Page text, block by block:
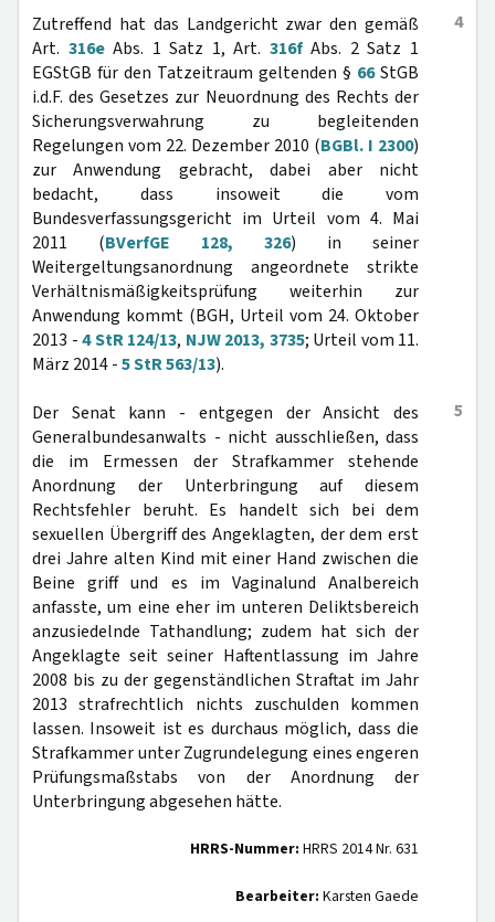
4
Zutreffend hat das Landgericht zwar den gemäß
Art. 316eAbs. 1 Satz 1, Art. 316fAbs. 2 Satz 1
EGStGB für den Tatzeitraum geltenden § 66StGB
i.d.F. des Gesetzes zur Neuordnung des Rechts der
Sicherungsverwahrung zu begleitenden
Regelungen vom 22. Dezember 2010 (BGBl. I 2300)
zur Anwendung gebracht, dabei aber nicht
bedacht, dass insoweit die vom
Bundesverfassungsgericht im Urteil vom 4. Mai
2011 (BVerfGE 128, 326) in seiner
Weitergeltungsanordnung angeordnete strikte
Verhältnismäßigkeitsprüfung weiterhin zur
Anwendung kommt (BGH, Urteil vom 24. Oktober
2013 -4 StR 124/13, NJW 2013, 3735; Urteil vom 11.
März 2014 -5 StR 563/13).
5
Der Senat kann - entgegen der Ansicht des
Generalbundesanwalts - nicht ausschließen, dass
die im Ermessen der Strafkammer stehende
Anordnung der Unterbringung auf diesem
Rechtsfehler beruht. Es handelt sich bei dem
sexuellen Übergriff des Angeklagten, der dem erst
drei Jahre alten Kind mit einer Hand zwischen die
Beine griff und es im Vaginalund Analbereich
anfasste, um eine eher im unteren Deliktsbereich
anzusiedelnde Tathandlung; zudem hat sich der
Angeklagte seit seiner Haftentlassung im Jahre
2008 bis zu der gegenständlichen Straftat im Jahr
2013 strafrechtlich nichts zuschulden kommen
lassen. Insoweit ist es durchaus möglich, dass die
Strafkammer unter Zugrundelegung eines engeren
Prüfungsmaßstabs von der Anordnung der
Unterbringung abgesehen hätte.
HRRS-Nummer: HRRS 2014 Nr. 631
Bearbeiter: Karsten Gaede